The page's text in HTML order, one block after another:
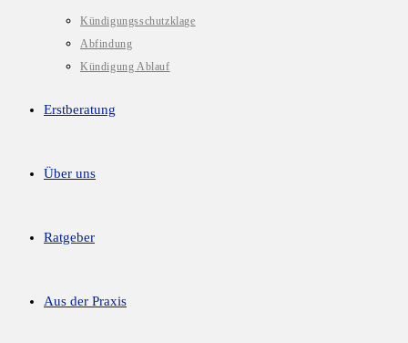
Kündigungsschutzklage
Abfindung
Kündigung Ablauf
Erstberatung
Über uns
Ratgeber
Aus der Praxis